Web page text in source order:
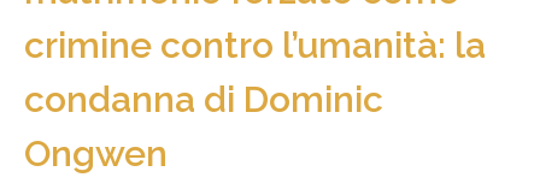
crimine contro l’umanità: la
condanna di Dominic
Ongwen